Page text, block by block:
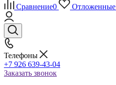
Сравнение0 Отложенные
Телефоны
+7 926 639-43-04
Заказать звонок